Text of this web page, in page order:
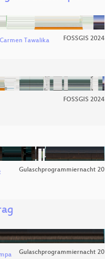
Carmen Tawalika FOSSGIS 2024
FOSSGIS 2024
Gulaschprogrammiernacht 20
Gulaschprogrammiernacht 20